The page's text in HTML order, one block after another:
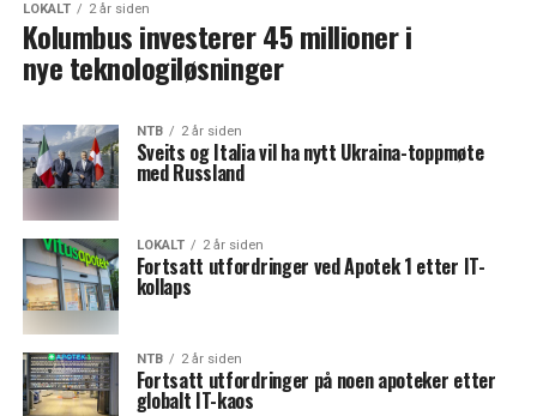
LOKALT 2 år siden
Kolumbus investerer 45 millioner i
nye teknologiløsninger
NTB 2 år siden
Sveits og Italia vil ha nytt Ukraina-toppmøte
med Russland
LOKALT 2 år siden
Fortsatt utfordringer ved Apotek 1 etter IT-
kollaps
NTB 2 år siden
Fortsatt utfordringer på noen apoteker etter
globalt IT-kaos